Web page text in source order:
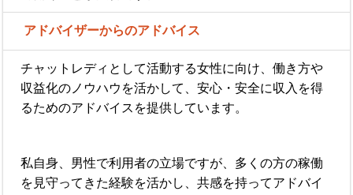
アドバイザーからのアドバイス
チャットレディとして活動する女性に向け、働き方や
収益化のノウハウを活かして、安心・安全に収入を得
るためのアドバイスを提供しています。
私自身、男性で利用者の立場ですが、多くの方の稼働
を見守ってきた経験を活かし、共感を持ってアドバイ